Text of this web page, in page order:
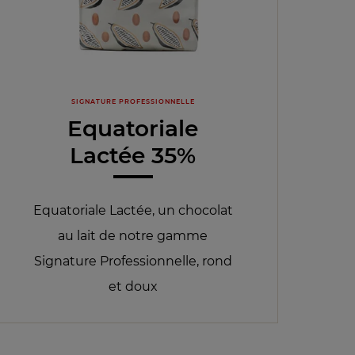
SIGNATURE PROFESSIONNELLE
Equatoriale
Lactée 35%
Equatoriale Lactée, un chocolat
au lait de notre gamme
Signature Professionnelle, rond
et doux